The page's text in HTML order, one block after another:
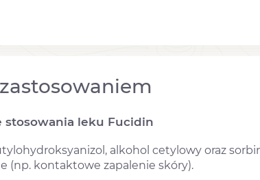
stosowania leku Fucidin
alkohol cetylowy oraz
(np. kontaktowe zapalenie skóry).